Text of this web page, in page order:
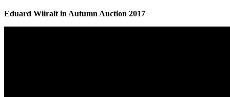
Eduard Wiiralt in Autumn Auction 2017